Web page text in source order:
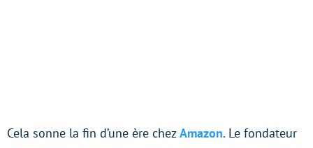
Cela sonne la fin d’une ère chezAmazon. Le fondateur